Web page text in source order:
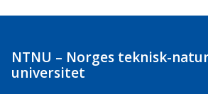
NTNU – Norges teknisk-
universitet